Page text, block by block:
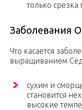
только
Заболевания
Что касается
выращиванием
сухим и
становится
высокие